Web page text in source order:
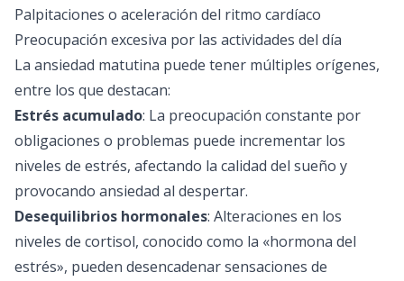
Palpitaciones o aceleración del ritmo cardíaco
Preocupación excesiva por las actividades del día
La ansiedad matutina puede tener múltiples orígenes,
entre los que destacan:
Estrés acumulado: La preocupación constante por
obligaciones o problemas puede incrementar los
niveles de estrés, afectando la calidad del sueño y
provocando ansiedad al despertar.
Desequilibrios hormonales: Alteraciones en los
niveles de cortisol, conocido como la «hormona del
estrés», pueden desencadenar sensaciones de